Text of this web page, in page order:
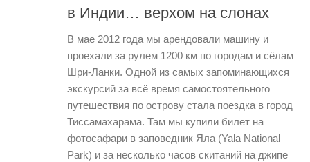
в Индии… верхом на слонах
В мае 2012 года мы арендовали машину и
проехали за рулем 1200 км по городам и сёлам
Шри-Ланки. Одной из самых запоминающихся
экскурсий за всё время самостоятельного
путешествия по острову стала поездка в город
Тиссамахарама. Там мы купили билет на
фотосафари в заповедник Яла (Yala National
Park) и за несколько часов скитаний на джипе